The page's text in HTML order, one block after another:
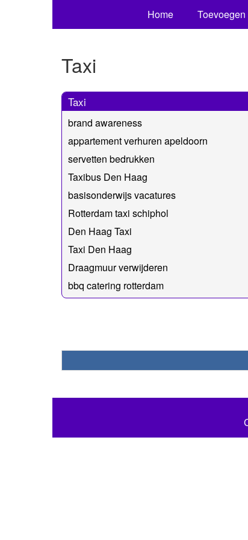
Home Toevoegen
Taxi
Taxi
brand awareness
appartement verhuren apeldoorn
servetten bedrukken
Taxibus Den Haag
basisonderwijs vacatures
Rotterdam taxi schiphol
Den Haag Taxi
Taxi Den Haag
Draagmuur verwijderen
bbq catering rotterdam